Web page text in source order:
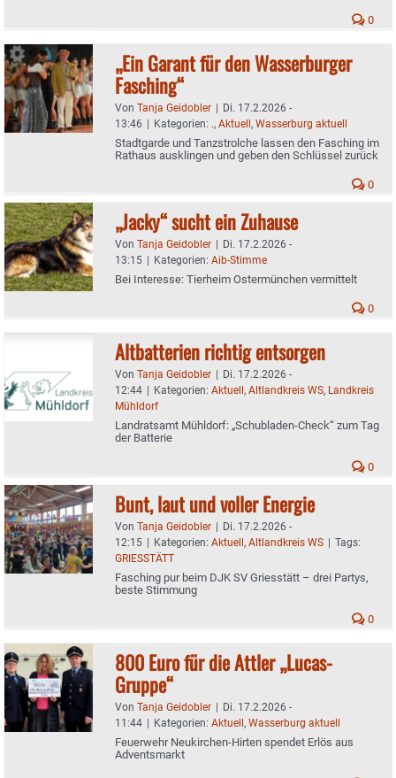
0
„Ein Garant für den Wasserburger
Fasching“
Von Tanja Geidobler | Di. 17.2.2026 -
13:46 | Kategorien: ., Aktuell, Wasserburg aktuell
Stadtgarde und Tanzstrolche lassen den Fasching im
Rathaus ausklingen und geben den Schlüssel zurück
0
„Jacky“ sucht ein Zuhause
Von Tanja Geidobler | Di. 17.2.2026 -
13:15 | Kategorien: Aib-Stimme
Bei Interesse: Tierheim Ostermünchen vermittelt
0
Altbatterien richtig entsorgen
Von Tanja Geidobler | Di. 17.2.2026 -
12:44 | Kategorien: Aktuell, Altlandkreis WS, Landkreis
Mühldorf
Landratsamt Mühldorf: „Schubladen-Check“ zum Tag
der Batterie
0
Bunt, laut und voller Energie
Von Tanja Geidobler | Di. 17.2.2026 -
12:15 | Kategorien: Aktuell, Altlandkreis WS | Tags:
GRIESSTÄTT
Fasching pur beim DJK SV Griesstätt – drei Partys,
beste Stimmung
0
800 Euro für die Attler „Lucas-
Gruppe“
Von Tanja Geidobler | Di. 17.2.2026 -
11:44 | Kategorien: Aktuell, Wasserburg aktuell
Feuerwehr Neukirchen-Hirten spendet Erlös aus
Adventsmarkt